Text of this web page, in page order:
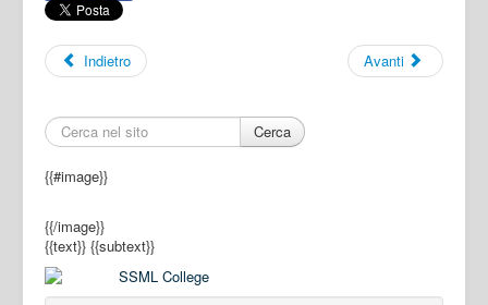
Indietro Avanti
Cerca
{{#image}}
{{/image}}
{{text}} {{subtext}}